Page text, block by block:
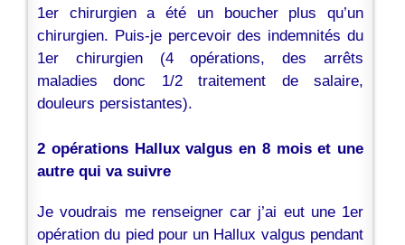
1er chirurgien a été un boucher plus qu’un
chirurgien. Puis-je percevoir des indemnités du
1er chirurgien (4 opérations, des arrêts
maladies donc 1/2 traitement de salaire,
douleurs persistantes).
2 opérations Hallux valgus en 8 mois et une
autre qui va suivre
Je voudrais me renseigner car j’ai eut une 1er
opération du pied pour un Hallux valgus pendant